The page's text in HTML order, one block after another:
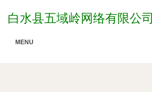
白水县五域岭网络有限公司
MENU